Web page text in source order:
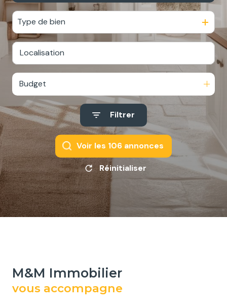
De l'immo pro
Type de bien
Budget
Filtrer
Voir les 106 annonces
Réinitialiser
M&M Immobilier
vous accompagne